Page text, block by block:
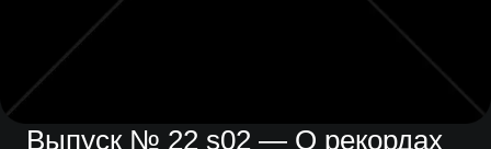
Выпуск № 22 s02 — О рекордах